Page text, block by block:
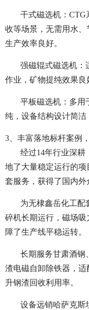
干式磁选机：CTG
收等场景，无需用水、
生产效率良好。
强磁辊式磁选机：
作业，矿物提纯效果良
平板磁选机：多用
纯，设备结构设计简洁
3、丰富落地标杆案例
经过14年行业深耕
地了大量稳定运行的
套服务，获得了国内外
为无棣鑫岳化工配
碎机长期运行，磁场
障了生产线平稳运转。
长期服务甘肃酒钢
渣电磁自卸除铁器，
升钢渣回收利用率。
设备远销哈萨克斯